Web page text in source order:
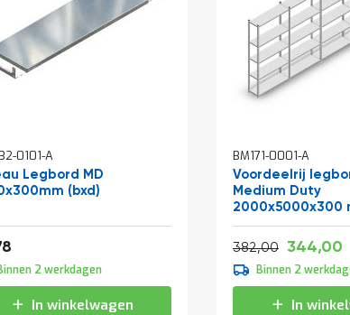
0101-A
Legbord MD
(bxd)
2 werkdagen
In winkelwagen
BM171-0001-A
Voordeelrij
Medium Duty
2000x5000x300
5 niveaus
Normale prijs
382,00 462,22
Vanaf
344,00
Binnen 2
In